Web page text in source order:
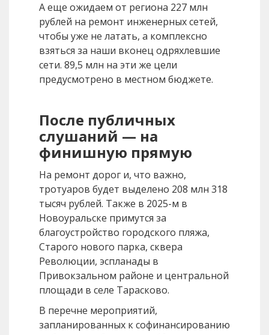
А еще ожидаем от региона 227 млн
рублей на ремонт инженерных сетей,
чтобы уже не латать, а комплексно
взяться за наши вконец одряхлевшие
сети. 89,5 млн на эти же цели
предусмотрено в местном бюджете.
После публичных
слушаний — на
финишную прямую
На ремонт дорог и, что важно,
тротуаров будет выделено 208 млн 318
тысяч рублей. Также в 2025-м в
Новоуральске примутся за
благоустройство городского пляжа,
Старого нового парка, сквера
Революции, эспланады в
Привокзальном районе и центральной
площади в селе Тарасково.
В перечне мероприятий,
запланированных к софинансированию